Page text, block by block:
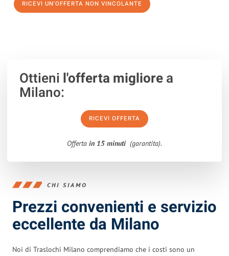
RICEVI UN'OFFERTA NON VINCOLANTE
Ottieni l'offerta migliorea
Milano:
RICEVI OFFERTA
Offerta in 15 minuti (garantita).
CHI SIAMO
Prezzi convenienti e servizio
eccellente da Milano
Noi di Traslochi Milano comprendiamo che i costi sono un